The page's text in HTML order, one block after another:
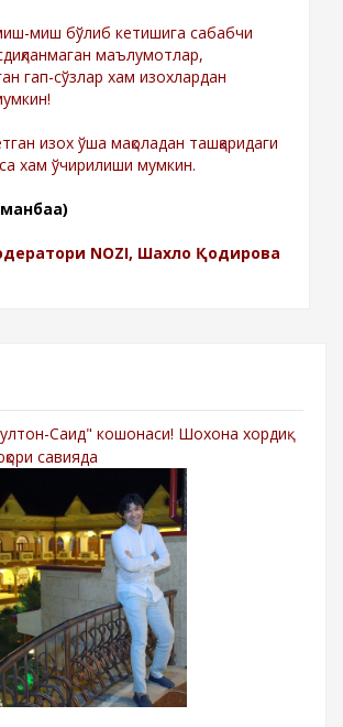
миш бўлиб кетишига сабабчи
маълумотлар,
гап-сўзлар хам изохлардан
изох ўша мақоладан ташқаридаги
хам ўчирилиши мумкин.
NOZI, Шахло Қодирова
Саид" кошонаси! Шохона хордиқ
савияда